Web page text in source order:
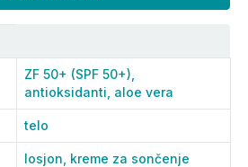
ZF 50+ (SPF 50+),
antioksidanti, aloe vera
telo
losjon, kreme za sončenje